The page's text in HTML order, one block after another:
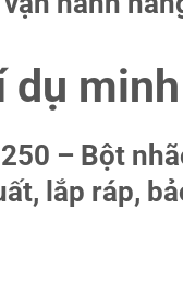
dụ
– Bột
lắp ráp,